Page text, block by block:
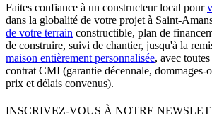
Faites confiance à un constructeur local pour
dans la globalité de votre projet à Saint-
de votre terrain constructible, plan de
de construire, suivi de chantier, jusqu'à la
maison entièrement personnalisée, avec
contrat CMI (garantie décennale, dommages-
prix et délais convenus).
INSCRIVEZ-VOUS À NOTRE